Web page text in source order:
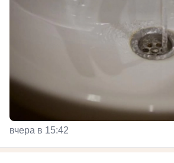
вчера в 15:42